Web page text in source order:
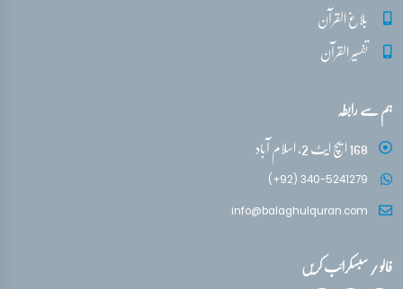
بلاغ القرآن
تفسیر القرآن
ہم سے رابطہ
168 ایچ ایٹ 2، اسلام آباد
(+92) 340-5241279
info@balaghulquran.com
فالو / سبسکرائب کریں